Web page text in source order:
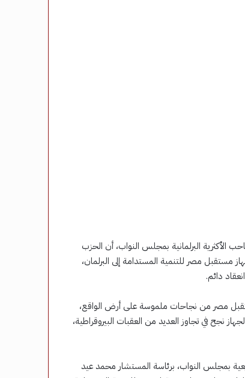
الأكثرية البرلمانية بمجلس النواب، أن الحزب
مصر للتنمية المستدامة إلى البرلمان،
دائم.
مصر من نجاحات ملموسة على أرض الواقع،
نجح في تجاوز العديد من العقبات البيروقراطية،
بمجلس النواب، برئاسة المستشار محمد عيد